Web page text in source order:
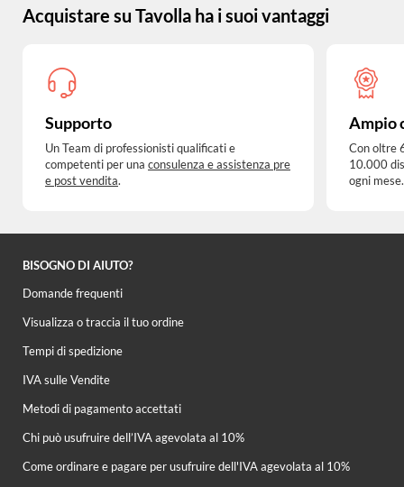
Acquistare su Tavolla ha i suoi vantaggi
Supporto
Un Team di professionisti qualificati e
competenti per una consulenza e assistenza pre
e post vendita.
Ampio
Con oltre
10.000
ogni mese.
BISOGNO DI AIUTO?
Domande frequenti
Visualizza o traccia il tuo ordine
Tempi di spedizione
IVA sulle Vendite
Metodi di pagamento accettati
Chi può usufruire dell’IVA agevolata al 10%
Come ordinare e pagare per usufruire dell'IVA agevolata al 10%